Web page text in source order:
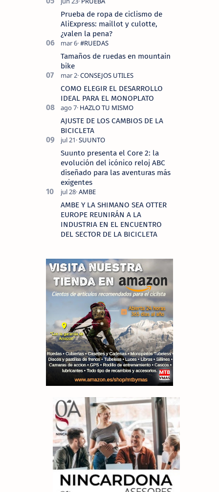
Prueba de ropa de ciclismo de
AliExpress: maillot y culotte,
¿valen la pena?
Tamaños de ruedas en mountain
bike
COMO ELEGIR EL DESARROLLO
IDEAL PARA EL MONOPLATO
AJUSTE DE LOS CAMBIOS DE LA
BICICLETA
Suunto presenta el Core 2: la
evolución del icónico reloj ABC
diseñado para las aventuras más
exigentes
AMBE Y LA SHIMANO SEA OTTER
EUROPE REUNIRÁN A LA
INDUSTRIA EN EL ENCUENTRO
DEL SECTOR DE LA BICICLETA